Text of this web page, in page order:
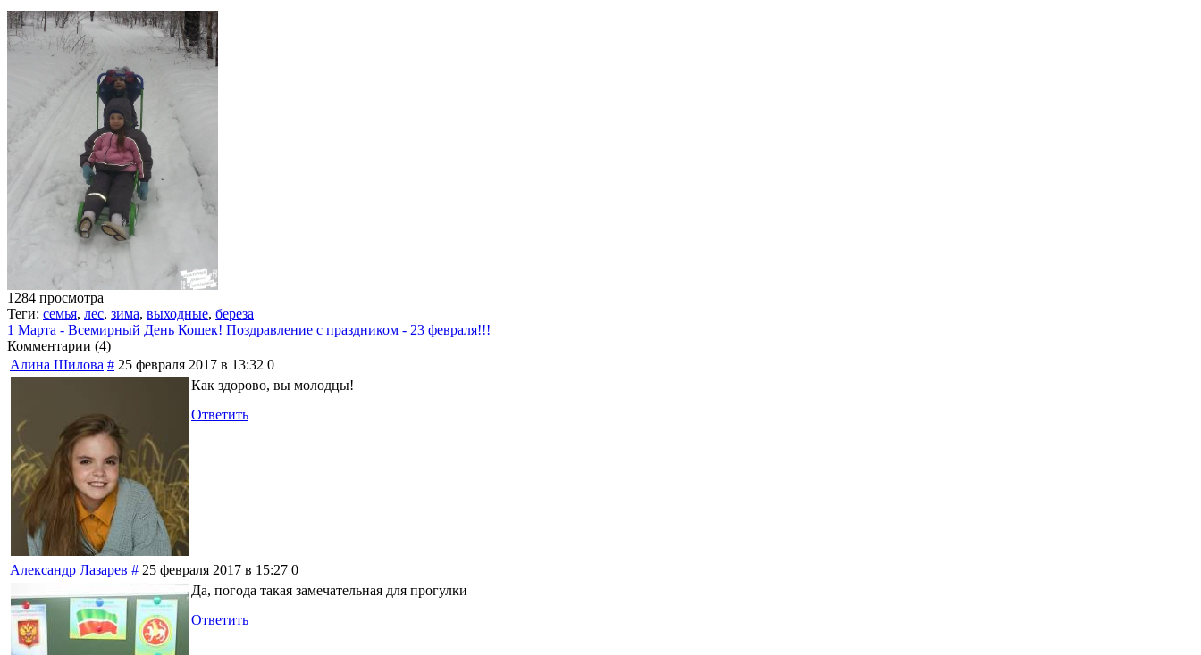
1284 просмотра
Теги: семья, лес, зима, выходные, береза
1 Марта - Всемирный День Кошек! Поздравление с праздником - 23 февраля!!!
Комментарии (4)
Алина Шилова # 25 февраля 2017 в 13:32 0
Как здорово, вы молодцы!
Ответить
Александр Лазарев # 25 февраля 2017 в 15:27 0
Да, погода такая замечательная для прогулки
Ответить